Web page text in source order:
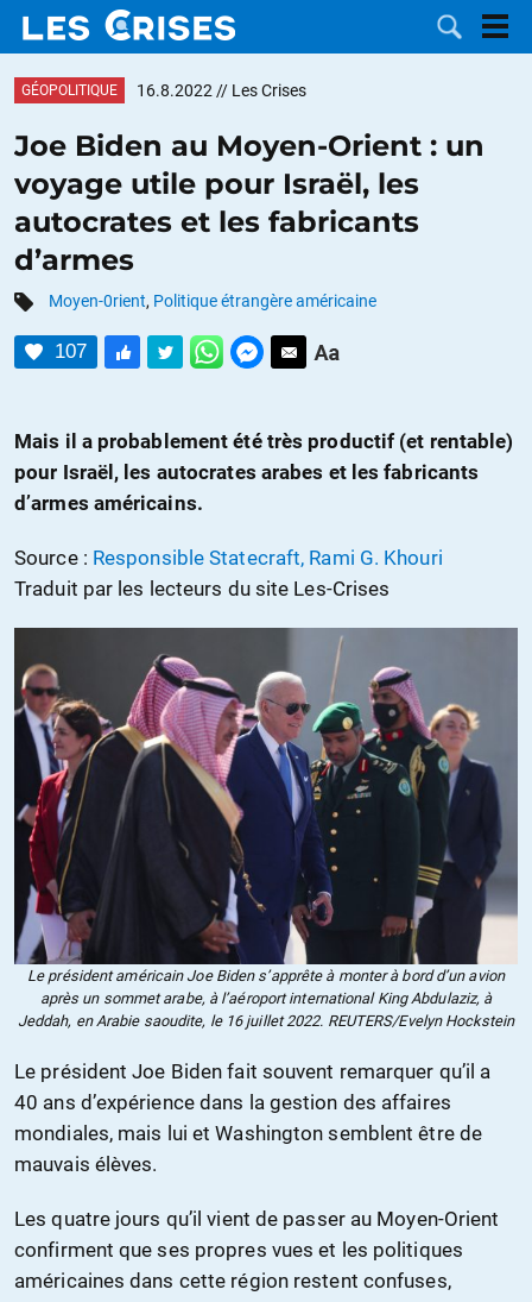
DOSSIERS
CATÉGORIES
CONTACTER
FAIRE UN
DON
GÉOPOLITIQUE 16.8.2022 // Les Crises
Joe Biden au Moyen-Orient : un
voyage utile pour Israël, les
autocrates et les fabricants
d’armes
Moyen-0rient, Politique étrangère américaine
107
Mais il a probablement été très productif (et rentable)
pour Israël, les autocrates arabes et les fabricants
d’armes américains.
Source : Responsible Statecraft, Rami G. Khouri
Traduit par les lecteurs du site Les-Crises
Le président américain Joe Biden s’apprête à monter à bord d’un avion
après un sommet arabe, à l’aéroport international King Abdulaziz, à
Jeddah, en Arabie saoudite, le 16 juillet 2022. REUTERS/Evelyn Hockstein
Le président Joe Biden fait souvent remarquer qu’il a
40 ans d’expérience dans la gestion des affaires
mondiales, mais lui et Washington semblent être de
mauvais élèves.
Les quatre jours qu’il vient de passer au Moyen-Orient
confirment que ses propres vues et les politiques
américaines dans cette région restent confuses,